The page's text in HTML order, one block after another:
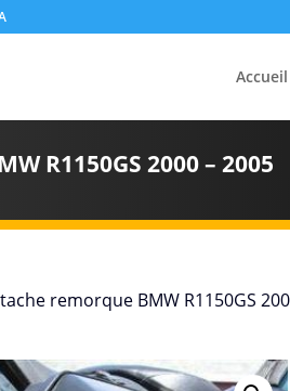
Accueil
R1150GS 2000 – 2005
remorque BMW R1150GS